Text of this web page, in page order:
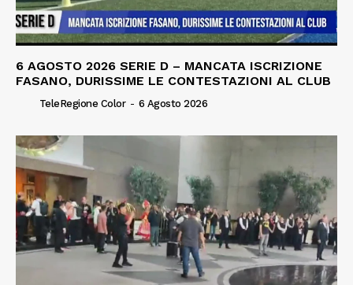
6 AGOSTO 2026 SERIE D – MANCATA ISCRIZIONE
FASANO, DURISSIME LE CONTESTAZIONI AL CLUB
TeleRegione Color - 6 Agosto 2026